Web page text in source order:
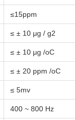
≤15ppm
≤ ± 10 μg / g2
≤ ± 10 μg /oC
≤ ± 20 ppm /oC
≤ 5mv
400 ~ 800 Hz